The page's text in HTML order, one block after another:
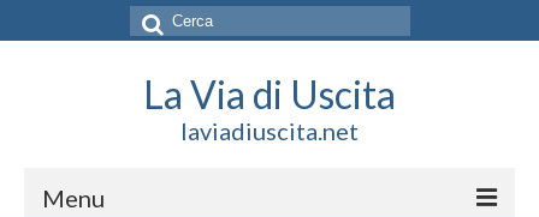
Cerca:
La Via di Uscita
laviadiuscita.net
Menu